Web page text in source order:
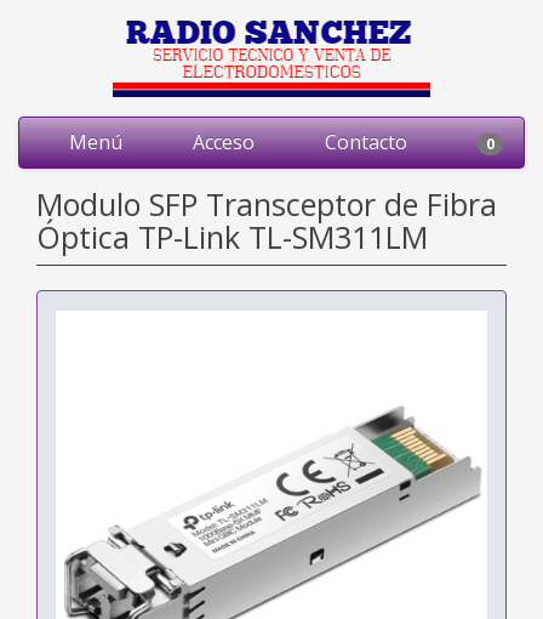
Menú Acceso Contacto 0
Modulo SFP Transceptor de Fibra
Óptica TP-Link TL-SM311LM